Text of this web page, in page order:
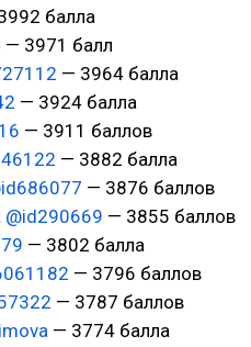
балла
— 3971 балл
— 3964 балла
— 3924 балла
— 3911 баллов
— 3882 балла
— 3876 баллов
@id290669 — 3855 баллов
— 3802 балла
— 3796 баллов
— 3787 баллов
— 3774 балла